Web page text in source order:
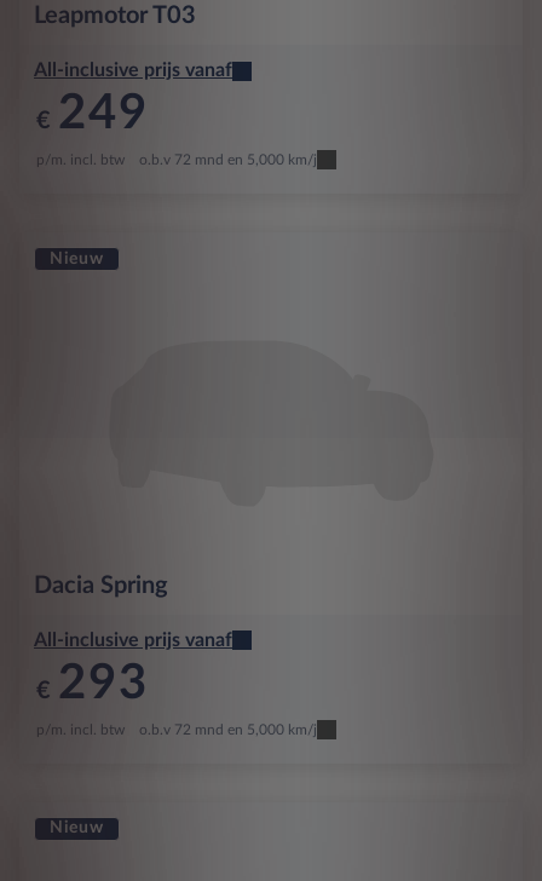
Leapmotor T03
All-inclusive prijs vanaf
€ 249
p/m. incl. btw o.b.v 72 mnd en 5,000 km/j
Nieuw
Dacia Spring
All-inclusive prijs vanaf
€ 293
p/m. incl. btw o.b.v 72 mnd en 5,000 km/j
Nieuw